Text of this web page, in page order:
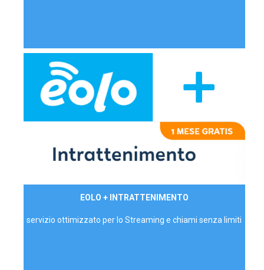
EOLO + INTRATTENIMENTO
servizio ottimizzato per lo Streaming e chiami senza limiti